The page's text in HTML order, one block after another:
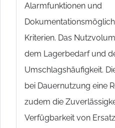
Alarmfunktionen und
Kriterien. Das
dem Lagerbedarf und
Umschlagshäufigkeit.
bei Dauernutzung eine
zudem die
Verfügbarkeit von